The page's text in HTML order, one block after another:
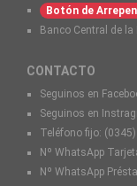
Botón de
Banco Central de la
CONTACTO
Seguinos en
Seguinos en
Teléfono fijo:
Nº WhatsApp
Nº WhatsApp